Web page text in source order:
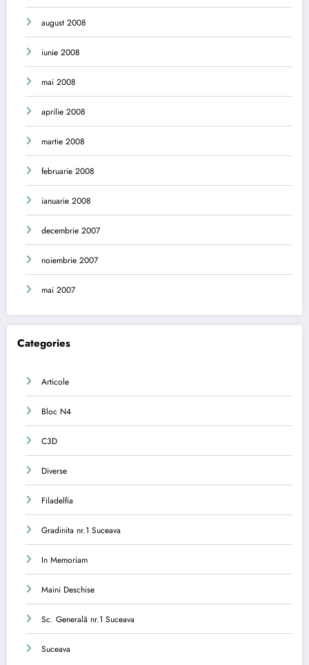
august 2008
iunie 2008
mai 2008
aprilie 2008
martie 2008
februarie 2008
ianuarie 2008
decembrie 2007
noiembrie 2007
mai 2007
Categories
Articole
Bloc N4
C3D
Diverse
Filadelfia
Gradinita nr.1 Suceava
In Memoriam
Maini Deschise
Sc. Generală nr.1 Suceava
Suceava